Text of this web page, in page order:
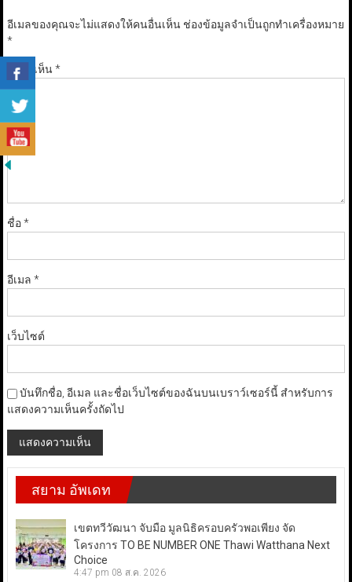
อีเมลของคุณจะไม่แสดงให้คนอื่นเห็น ช่องข้อมูลจำเป็นถูกทำเครื่องหมาย
*
ความเห็น*
ชื่อ*
อีเมล *
เว็บไซต์
บันทึกชื่อ, อีเมล และชื่อเว็บไซต์ของฉันบนเบราว์เซอร์นี้ สำหรับการ
แสดงความเห็นครั้งถัดไป
สยาม อัพเดท
เขตทวีวัฒนา จับมือ มูลนิธิครอบครัวพอเพียง จัด
โครงการ TO BE NUMBER ONE Thawi Watthana Next
Choice
4:47 pm 08 ส.ค. 2026